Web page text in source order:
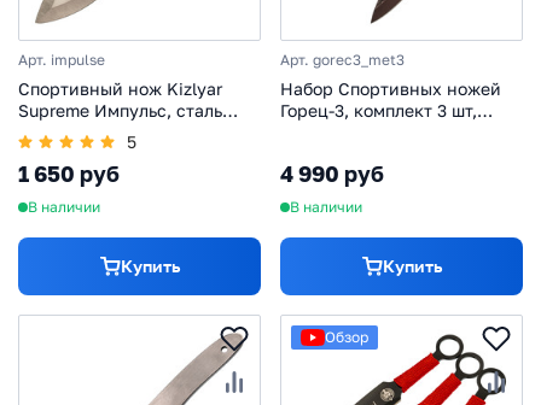
Арт. impulse
Спортивный нож Kizlyar
Supreme Импульс, сталь
420HC
5
1 650 руб
В наличии
Купить
Арт. gorec3_met3
Набор Спортивных ножей
Горец-3, комплект 3 шт,
4 990 руб
В наличии
Купить
Обзор